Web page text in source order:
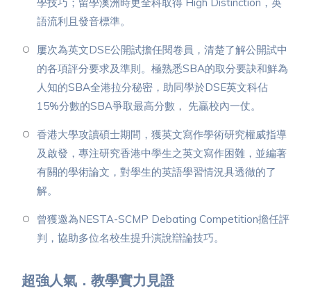
學技巧；留學澳洲時更全科取得 High Distinction，英
語流利且發音標準。
屢次為英文DSE公開試擔任閱卷員，清楚了解公開試中
的各項評分要求及準則。極熟悉SBA的取分要訣和鮮為
人知的SBA全港拉分秘密，助同學於DSE英文科佔
15%分數的SBA爭取最高分數， 先贏校內一仗。
香港大學攻讀碩士期間，獲英文寫作學術研究權威指導
及啟發，專注研究香港中學生之英文寫作困難，並編著
有關的學術論文，對學生的英語學習情況具透徹的了
解。
曾獲邀為NESTA-SCMP Debating Competition擔任評
判，協助多位名校生提升演說辯論技巧。
超強人氣．教學實力見證